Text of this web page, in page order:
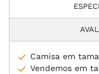
Camisa em
Vendemos em